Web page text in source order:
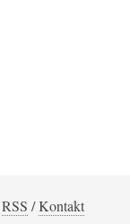
RSS /Kontakt